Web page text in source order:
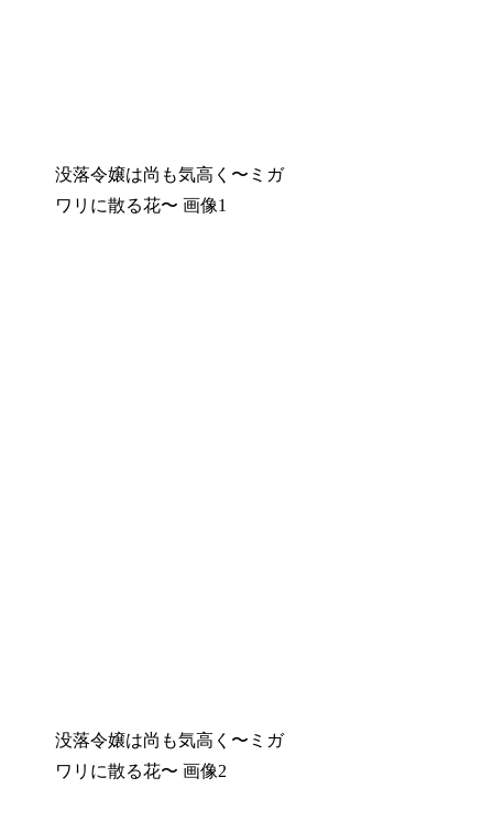
没落令嬢は尚も気高く〜ミガ
ワリに散る花〜 画像1
没落令嬢は尚も気高く〜ミガ
ワリに散る花〜 画像2